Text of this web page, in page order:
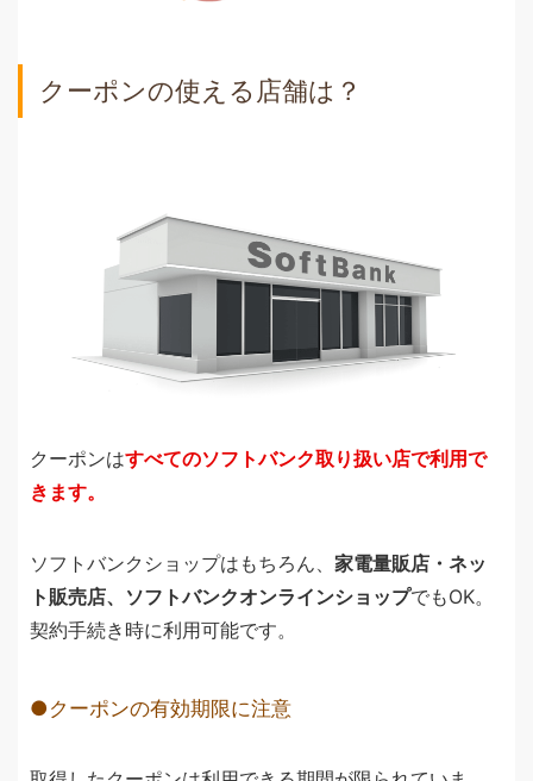
クーポンの使える店舗は？
クーポンはすべてのソフトバンク取り扱い店で利用で
きます。
ソフトバンクショップはもちろん、 家電量販店・ネッ
ト販売店、ソフトバンクオンラインショップでもOK。
契約手続き時に利用可能です。
クーポンの有効期限に注意